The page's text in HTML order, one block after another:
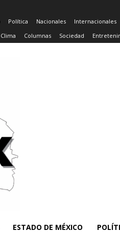
Política Nacionales Internacionales
Clima Columnas Sociedad
ESTADO DE MÉXICO